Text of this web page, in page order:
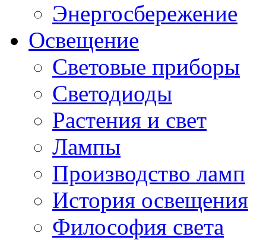
Энергосбережение
Освещение
Световые приборы
Светодиоды
Растения и свет
Лампы
Производство ламп
История освещения
Философия света